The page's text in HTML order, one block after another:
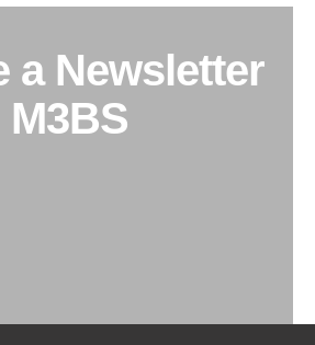
a Newsletter
M3BS